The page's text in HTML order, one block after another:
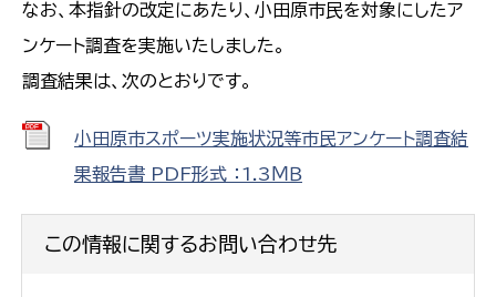
なお、本指針の改定にあたり、小田原市民を対象にしたア
ンケート調査を実施いたしました。
調査結果は、次のとおりです。
小田原市スポーツ実施状況等市民アンケート調査結
果報告書 PDF形式 ：1.3ＭＢ
この情報に関するお問い合わせ先